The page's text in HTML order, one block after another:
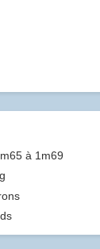
à 1m69